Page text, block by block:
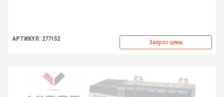
АРТИКУЛ: 277152 Запрос цены